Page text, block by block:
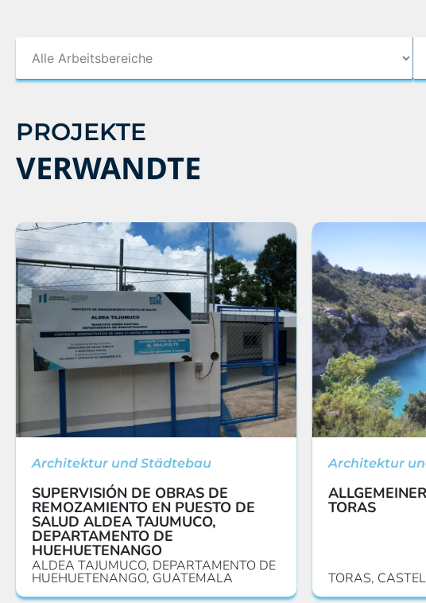
PROJEKTE
VERWANDTE
Architektur und Städtebau
SUPERVISIÓN DE OBRAS DE
REMOZAMIENTO EN PUESTO DE
SALUD ALDEA TAJUMUCO,
DEPARTAMENTO DE
HUEHUETENANGO
ALDEA TAJUMUCO, DEPARTAMENTO DE
HUEHUETENANGO, GUATEMALA
Architektur
TORAS
TORAS,